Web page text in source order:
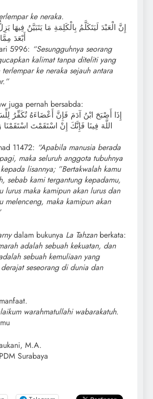
ke neraka.
إِنَّ الْعَبْدَ لَيَتَكَلَّمُ بِالْكَلِمَةِ مَا يَتَبَيَّنُ فِيهَا
أَبْعَدَ
5996: “Sesungguhnya seorang
kalimat tanpa diteliti yang
ke neraka sejauh antara
juga pernah bersabda:
إِذَا أَصْبَحَ ابْنُ آدَمَ فَإِنَّ أَعْضَاءَهُ تُكَفِّرُ
اللَّهَ فِينَا فَإِنَّكَ إِنْ اسْتَقَمْتَ
11472: “Apabila manusia berada
maka seluruh anggota tubuhnya
lisannya; ”Bertakwalah kamu
sebab kami tergantung kepadamu,
lurus maka kamipun akan lurus dan
melenceng, maka kamipun akan
dalam bukunya La Tahzanberkata:
adalah sebuah kekuatan, dan
sebuah kemuliaan yang
seseorang di dunia dan
warahmatullahi wabarakatuh.
M.A.
Surabaya